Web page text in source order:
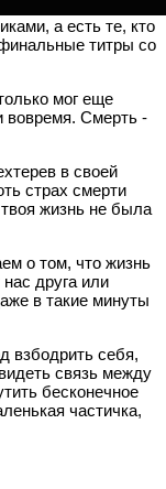
а есть те, кто
титры со
мог еще
вовремя. Смерть -
в своей
страх смерти
жизнь не была
о том, что жизнь
нас друга или
в такие минуты
взбодрить себя,
связь между
бесконечное
частичка,